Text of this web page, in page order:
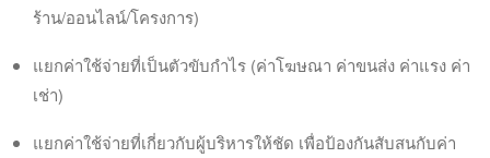
ร้าน/ออนไลน์/โครงการ)
แยกค่าใช้จ่ายที่เป็นตัวขับกำไร (ค่าโฆษณา ค่าขนส่ง ค่าแรง ค่า
เช่า)
แยกค่าใช้จ่ายที่เกี่ยวกับผู้บริหารให้ชัด เพื่อป้องกันสับสนกับค่า